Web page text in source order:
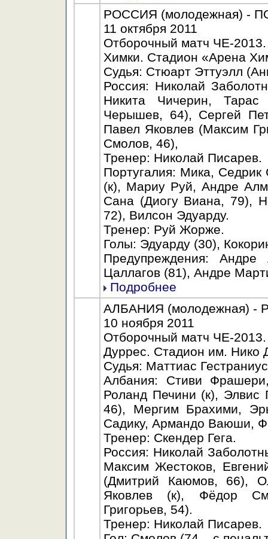
РОССИЯ (молодежная) -
11 октября 2011
Отборочный матч ЧЕ-2013.
Химки. Стадион «Арена
Судья: Стюарт Эттуэлл
Россия: Николай
Никита Чичерин,
Черышев, 64), Сергей
Павел Яковлев (Максим
Смолов, 46),
Тренер: Николай Писарев.
Португалия: Мика,
(к), Мариу Руй, Андре
Сана (Диогу Виана, 79),
72), Вилсон Эдуарду.
Тренер: Руй Жорже.
Голы: Эдуарду (30),
Предупреждения:
Цаллагов (81), Андре
Подробнее
АЛБАНИЯ (молодежная) -
10 ноября 2011
Отборочный матч ЧЕ-2013.
Дуррес. Стадион им. Нико
Судья: Маттиас
Албания: Стиви
Роланд Печини (к),
46), Мергим Брахими,
Садику, Армандо Ваюши,
Тренер: Скендер Гега.
Россия: Николай
Максим Жестоков,
(Дмитрий Каюмов, 66),
Яковлев (к), Фёдор
Григорьев, 54).
Тренер: Николай Писарев.